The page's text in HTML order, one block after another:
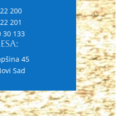
200
201
30 133
45
Sad
kako bi poboljšao funkcionalnost
i politici privatnosti.